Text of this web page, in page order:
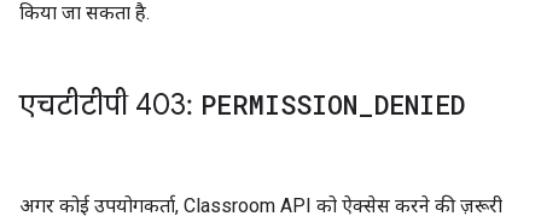
किया जा सकता है.
एचटीटीपी 403: PERMISSION DENIED
अगर कोई उपयोगकर्ता, Classroom API को ऐक्सेस करने की ज़रूरी